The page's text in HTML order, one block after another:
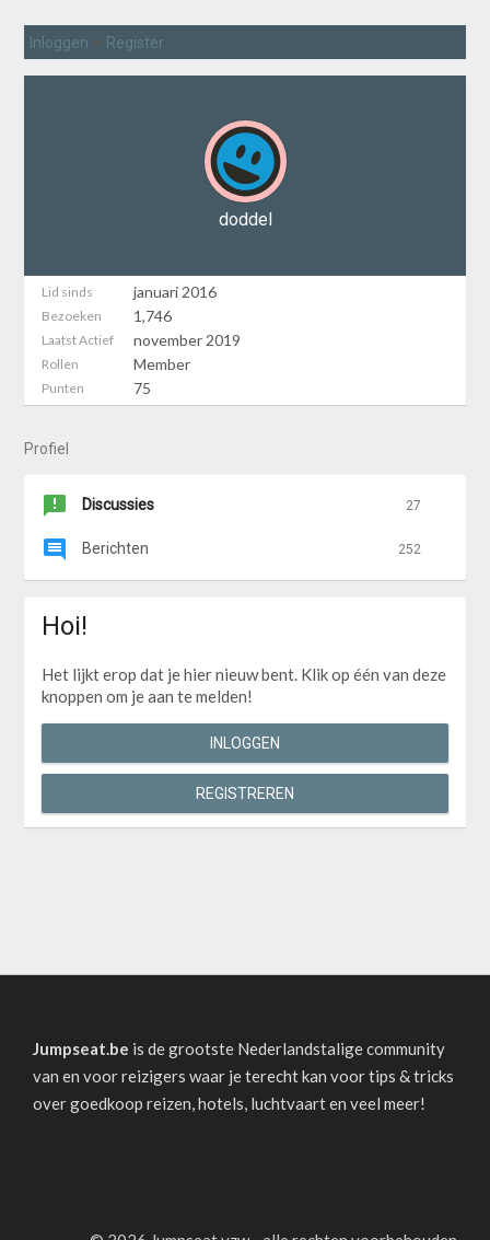
Inloggen Register
doddel
Lid sinds januari 2016
Bezoeken 1,746
Laatst Actief november 2019
Rollen Member
Punten 75
Profiel
Discussies 27
Berichten 252
Hoi!
Het lijkt erop dat je hier nieuw bent. Klik op één van deze
knoppen om je aan te melden!
INLOGGEN
REGISTREREN
Jumpseat.be is de grootste Nederlandstalige community
van en voor reizigers waar je terecht kan voor tips & tricks
over goedkoop reizen, hotels, luchtvaart en veel meer!